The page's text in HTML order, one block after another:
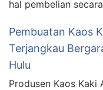
hal pembelian
Pembuatan Kaos
Terjangkau
Hulu
Produsen Kaos Kaki